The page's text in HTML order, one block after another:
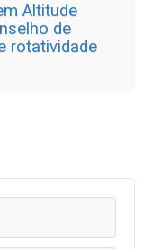
Altitude
de
rotatividade